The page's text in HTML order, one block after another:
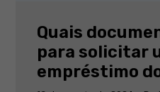
Quais
para solicitar
empréstimo